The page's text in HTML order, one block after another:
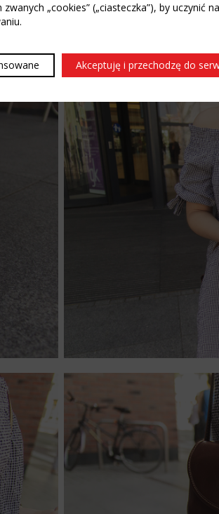
„cookies” („ciasteczka”), by uczynić
Akceptuję i przechodzę do